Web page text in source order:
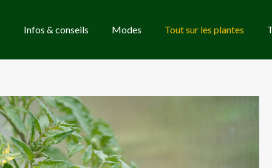
Infos & conseils Modes Tout sur les plantes